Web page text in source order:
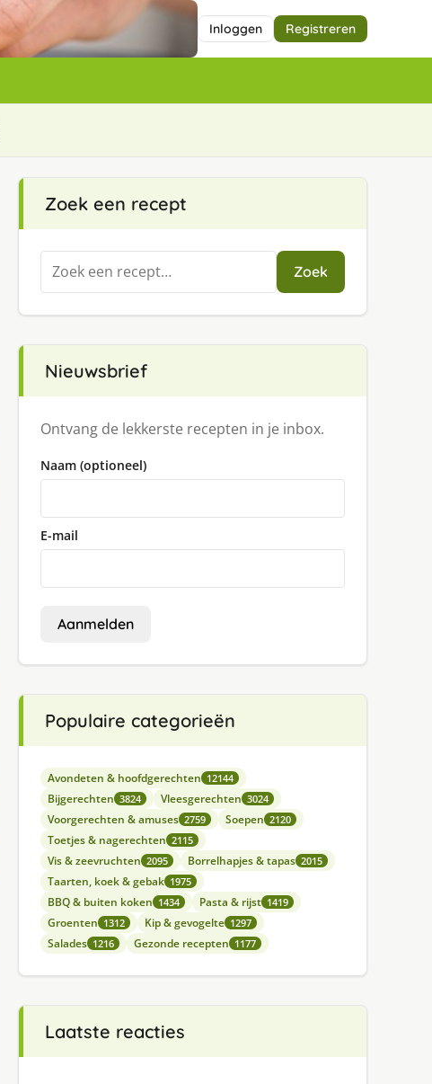
Inloggen Registreren
Zoek een recept
Zoeken
naar:
Zoek
Nieuwsbrief
Ontvang de lekkerste recepten in je inbox.
Naam (optioneel)
E-mail
Aanmelden
Populaire categorieën
Avondeten & hoofdgerechten 12144
Bijgerechten 3824 Vleesgerechten 3024
Voorgerechten & amuses 2759 Soepen 2120
Toetjes & nagerechten 2115
Vis & zeevruchten 2095 Borrelhapjes & tapas 2015
Taarten, koek & gebak 1975
BBQ & buiten koken 1434 Pasta & rijst 1419
Groenten 1312 Kip & gevogelte 1297
Salades 1216 Gezonde recepten 1177
Laatste reacties